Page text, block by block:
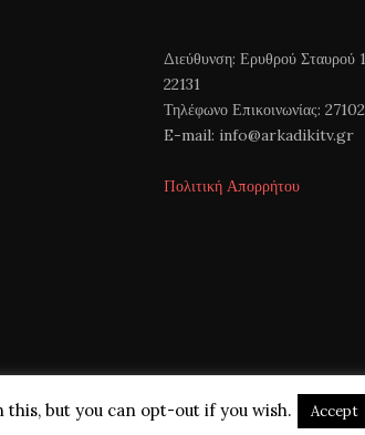
Διεύθυνση: Ερυθρού Σταυρού
22131
Τηλέφωνο Επικοινωνίας:
E-mail: info@arkadikitv.gr
Πολιτική Απορρήτου
but you can opt-out if you wish. Accept